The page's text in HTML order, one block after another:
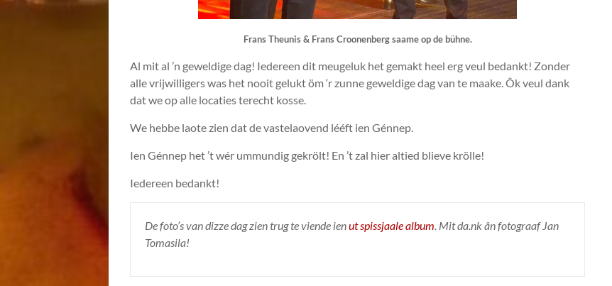
Frans Theunis & Frans Croonenberg saame op de bühne.
Al mit al ’n geweldige dag! Iedereen dit meugeluk het gemakt heel erg veul bedankt! Zonder
alle vrijwilligers was het nooit gelukt öm ‘r zunne geweldige dag van te maake. Ôk veul dank
dat we op alle locaties terecht kosse.
We hebbe laote zien dat de vastelaovend lééft ien Génnep.
Ien Génnep het ’t wér ummundig gekrölt! En ’t zal hier altied blieve krölle!
Iedereen bedankt!
De foto’s van dizze dag zien trug te viende ienut spissjaale album. Mit da.nk ân fotograaf Jan
Tomasila!